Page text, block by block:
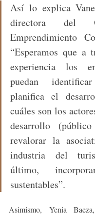
Así lo explica
directora del
Emprendimiento
“Esperamos que a
experiencia los
puedan
planifica el
cuáles son los
desarrollo
revalorar la
industria del
último,
sustentables”.
Asimismo, Yenia